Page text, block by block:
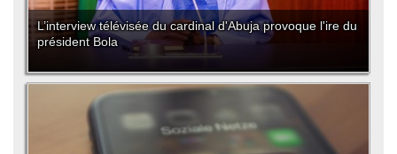
L’interview télévisée du cardinal d'Abuja provoque l'ire du
président Bola